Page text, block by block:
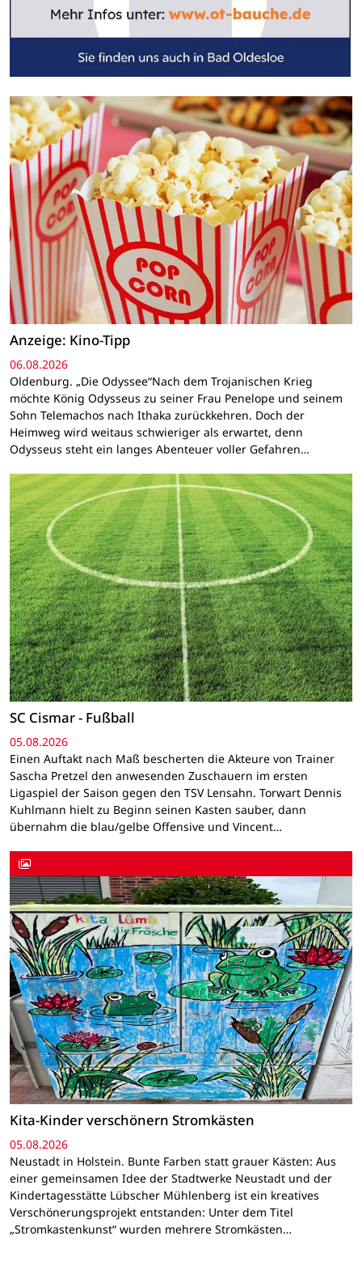
Anzeige: Kino-Tipp
06.08.2026
Oldenburg. „Die Odyssee“Nach dem Trojanischen Krieg
möchte König Odysseus zu seiner Frau Penelope und seinem
Sohn Telemachos nach Ithaka zurückkehren. Doch der
Heimweg wird weitaus schwieriger als erwartet, denn
Odysseus steht ein langes Abenteuer voller Gefahren…
SC Cismar - Fußball
05.08.2026
Einen Auftakt nach Maß bescherten die Akteure von Trainer
Sascha Pretzel den anwesenden Zuschauern im ersten
Ligaspiel der Saison gegen den TSV Lensahn. Torwart Dennis
Kuhlmann hielt zu Beginn seinen Kasten sauber, dann
übernahm die blau/gelbe Offensive und Vincent…
Kita-Kinder verschönern Stromkästen
05.08.2026
Neustadt in Holstein. Bunte Farben statt grauer Kästen: Aus
einer gemeinsamen Idee der Stadtwerke Neustadt und der
Kindertagesstätte Lübscher Mühlenberg ist ein kreatives
Verschönerungsprojekt entstanden: Unter dem Titel
„Stromkastenkunst“ wurden mehrere Stromkästen…